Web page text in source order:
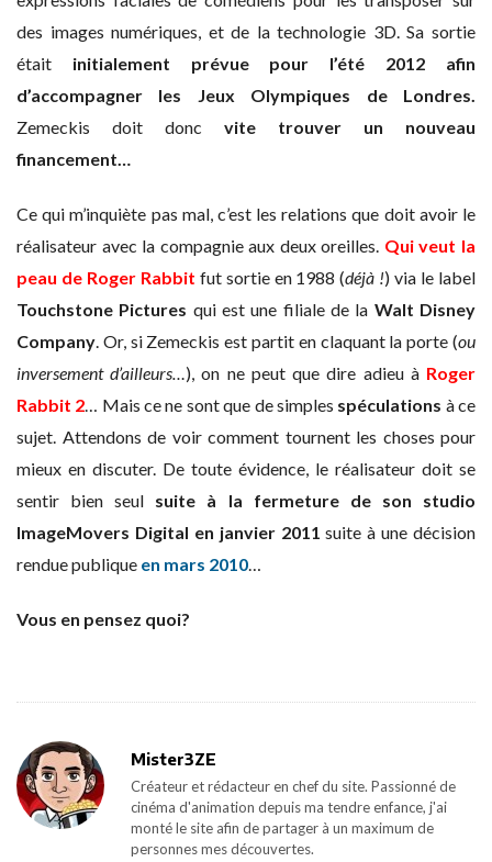
des images numériques, et de la technologie 3D. Sa sortie
était initialement prévue pour l’été 2012 afin
d’accompagner les Jeux Olympiques de Londres.
Zemeckis doit donc vite trouver un nouveau
financement…
Ce qui m’inquiète pas mal, c’est les relations que doit avoir le
réalisateur avec la compagnie aux deux oreilles. Qui veut la
peau de Roger Rabbit fut sortie en 1988 (déjà !) via le label
Touchstone Pictures qui est une filiale de la Walt Disney
Company. Or, si Zemeckis est partit en claquant la porte (ou
inversement d’ailleurs…), on ne peut que dire adieu à Roger
Rabbit 2… Mais ce ne sont que de simples spéculations à ce
sujet. Attendons de voir comment tournent les choses pour
mieux en discuter. De toute évidence, le réalisateur doit se
sentir bien seul suite à la fermeture de son studio
ImageMovers Digital en janvier 2011suite à une décision
rendue publique en mars 2010…
Vous en pensez quoi?
Mister3ZE
Créateur et rédacteur en chef du site. Passionné de
cinéma d'animation depuis ma tendre enfance, j'ai
monté le site afin de partager à un maximum de
personnes mes découvertes.